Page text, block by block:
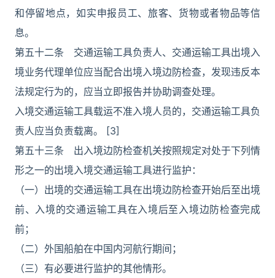
和停留地点，如实申报员工、旅客、货物或者物品等信
息。
第五十二条 交通运输工具负责人、交通运输工具出境入
境业务代理单位应当配合出境入境边防检查，发现违反本
法规定行为的，应当立即报告并协助调查处理。
入境交通运输工具载运不准入境人员的，交通运输工具负
责人应当负责载离。 [3]
第五十三条 出入境边防检查机关按照规定对处于下列情
形之一的出境入境交通运输工具进行监护：
（一）出境的交通运输工具在出境边防检查开始后至出境
前、入境的交通运输工具在入境后至入境边防检查完成
前；
（二）外国船舶在中国内河航行期间；
（三）有必要进行监护的其他情形。